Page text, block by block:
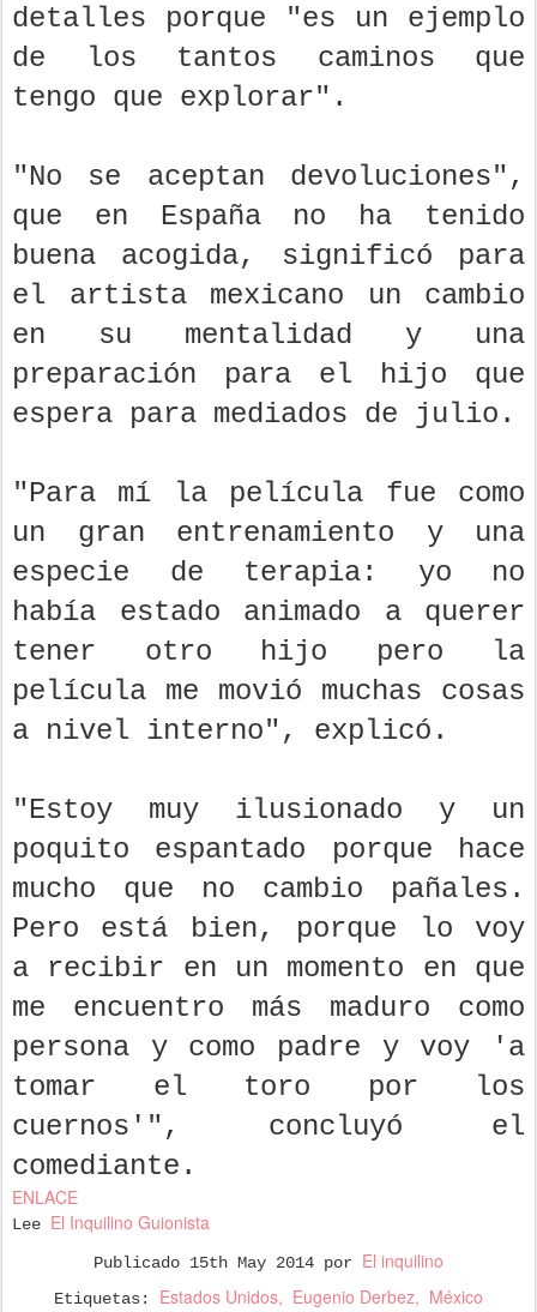
detalles porque "es un ejemplo
de los tantos caminos que
tengo que explorar".
"No se aceptan devoluciones",
que en España no ha tenido
buena acogida, significó para
el artista mexicano un cambio
en su mentalidad y una
preparación para el hijo que
espera para mediados de julio.
"Para mí la película fue como
un gran entrenamiento y una
especie de terapia: yo no
había estado animado a querer
tener otro hijo pero la
película me movió muchas cosas
a nivel interno", explicó.
"Estoy muy ilusionado y un
poquito espantado porque hace
mucho que no cambio pañales.
Pero está bien, porque lo voy
a recibir en un momento en que
me encuentro más maduro como
persona y como padre y voy 'a
tomar el toro por los
cuernos'", concluyó el
comediante.
ENLACE
Lee El Inquilino Guionista
Publicado 15th May 2014 por El inquilino
Etiquetas: Estados Unidos Eugenio Derbez México